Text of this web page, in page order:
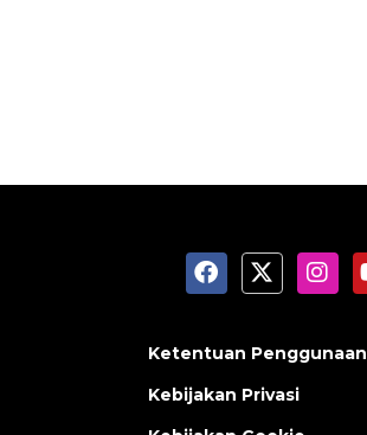
Ketentuan Penggunaan
Kebijakan Privasi